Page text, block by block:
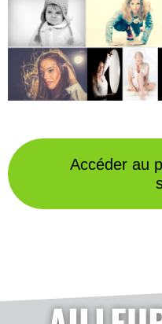
Accéder au